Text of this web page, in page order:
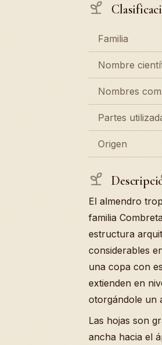
Familia
Nombre
Nombres
Partes
Origen
El almendro
familia
estructura
considerables
una copa con
extienden en
otorgándole un
Las hojas son
ancha hacia el